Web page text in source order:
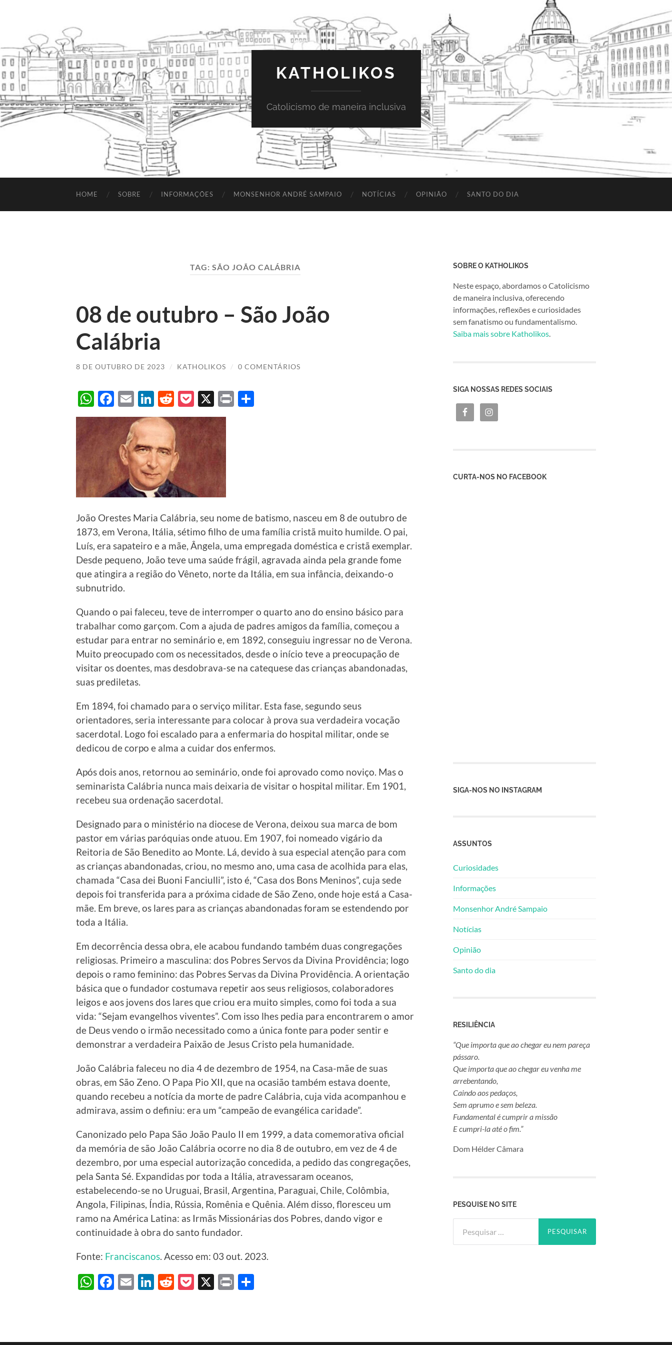
KATHOLIKOS
Catolicismo de maneira inclusiva
HOME SOBRE INFORMAÇÕES MONSENHOR ANDRÉ SAMPAIO NOTÍCIAS OPINIÃO SANTO DO DIA
TAG: SÃO JOÃO CALÁBRIA
08 de outubro – São João
Calábria
8 DE OUTUBRO DE 2023 / KATHOLIKOS / 0 COMENTÁRIOS
WhatsApp
Facebook
EmailLinkedIn
Reddit
Pocket
X Print
João Orestes Maria Calábria, seu nome de batismo, nasceu em 8 de outubro de
1873, em Verona, Itália, sétimo filho de uma família cristã muito humilde. O pai,
Luís, era sapateiro e a mãe, Ângela, uma empregada doméstica e cristã exemplar.
Desde pequeno, João teve uma saúde frágil, agravada ainda pela grande fome
que atingira a região do Vêneto, norte da Itália, em sua infância, deixando-o
subnutrido.
Quando o pai faleceu, teve de interromper o quarto ano do ensino básico para
trabalhar como garçom. Com a ajuda de padres amigos da família, começou a
estudar para entrar no seminário e, em 1892, conseguiu ingressar no de Verona.
Muito preocupado com os necessitados, desde o início teve a preocupação de
visitar os doentes, mas desdobrava-se na catequese das crianças abandonadas,
suas prediletas.
Em 1894, foi chamado para o serviço militar. Esta fase, segundo seus
orientadores, seria interessante para colocar à prova sua verdadeira vocação
sacerdotal. Logo foi escalado para a enfermaria do hospital militar, onde se
dedicou de corpo e alma a cuidar dos enfermos.
Após dois anos, retornou ao seminário, onde foi aprovado como noviço. Mas o
seminarista Calábria nunca mais deixaria de visitar o hospital militar. Em 1901,
recebeu sua ordenação sacerdotal.
Designado para o ministério na diocese de Verona, deixou sua marca de bom
pastor em várias paróquias onde atuou. Em 1907, foi nomeado vigário da
Reitoria de São Benedito ao Monte. Lá, devido à sua especial atenção para com
as crianças abandonadas, criou, no mesmo ano, uma casa de acolhida para elas,
chamada “Casa dei Buoni Fanciulli”, isto é, “Casa dos Bons Meninos”, cuja sede
depois foi transferida para a próxima cidade de São Zeno, onde hoje está a Casa-
mãe. Em breve, os lares para as crianças abandonadas foram se estendendo por
toda a Itália.
Em decorrência dessa obra, ele acabou fundando também duas congregações
religiosas. Primeiro a masculina: dos Pobres Servos da Divina Providência; logo
depois o ramo feminino: das Pobres Servas da Divina Providência. A orientação
básica que o fundador costumava repetir aos seus religiosos, colaboradores
leigos e aos jovens dos lares que criou era muito simples, como foi toda a sua
vida: “Sejam evangelhos viventes”. Com isso lhes pedia para encontrarem o amor
de Deus vendo o irmão necessitado como a única fonte para poder sentir e
demonstrar a verdadeira Paixão de Jesus Cristo pela humanidade.
João Calábria faleceu no dia 4 de dezembro de 1954, na Casa-mãe de suas
obras, em São Zeno. O Papa Pio XII, que na ocasião também estava doente,
quando recebeu a notícia da morte de padre Calábria, cuja vida acompanhou e
admirava, assim o definiu: era um “campeão de evangélica caridade”.
Canonizado pelo Papa São João Paulo II em 1999, a data comemorativa oficial
da memória de são João Calábria ocorre no dia 8 de outubro, em vez de 4 de
dezembro, por uma especial autorização concedida, a pedido das congregações,
pela Santa Sé. Expandidas por toda a Itália, atravessaram oceanos,
estabelecendo-se no Uruguai, Brasil, Argentina, Paraguai, Chile, Colômbia,
Angola, Filipinas, Índia, Rússia, Romênia e Quênia. Além disso, floresceu um
ramo na América Latina: as Irmãs Missionárias dos Pobres, dando vigor e
continuidade à obra do santo fundador.
Fonte: Franciscanos. Acesso em: 03 out. 2023.
WhatsApp
Facebook
EmailLinkedIn
Reddit
Pocket
X Print
SOBRE O KATHOLIKOS
Neste espaço, abordamos o Catolicismo
de maneira inclusiva, oferecendo
informações, reflexões e curiosidades
sem fanatismo ou fundamentalismo.
Saiba mais sobre Katholikos.
SIGA NOSSAS REDES SOCIAIS
CURTA-NOS NO FACEBOOK
SIGA-NOS NO INSTAGRAM
ASSUNTOS
Curiosidades
Informações
Monsenhor André Sampaio
Notícias
Opinião
Santo do dia
RESILIÊNCIA
“Que importa que ao chegar eu nem pareça
pássaro.
Que importa que ao chegar eu venha me
arrebentando,
Caindo aos pedaços,
Sem aprumo e sem beleza.
Fundamental é cumprir a missão
E cumpri-la até o fim.”
Dom Hélder Câmara
PESQUISE NO SITE
por: